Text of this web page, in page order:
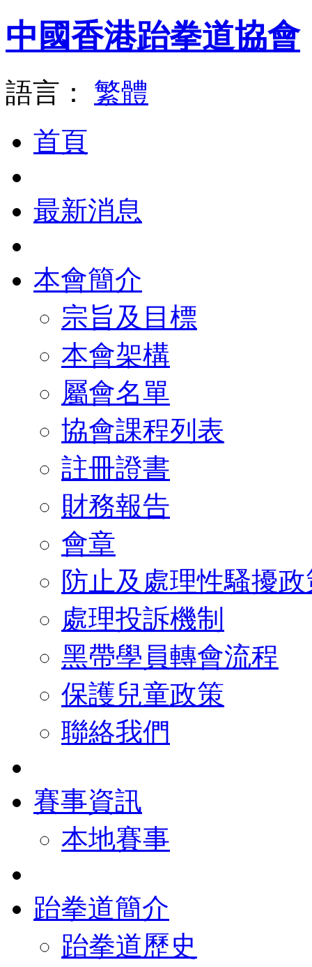
中國香港跆拳道協會
語言： 繁體
首頁
最新消息
本會簡介
宗旨及目標
本會架構
屬會名單
協會課程列表
註冊證書
財務報告
會章
防止及處理性騷擾
處理投訴機制
黑帶學員轉會流程
保護兒童政策
聯絡我們
賽事資訊
本地賽事
跆拳道簡介
跆拳道歷史